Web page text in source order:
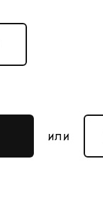
или